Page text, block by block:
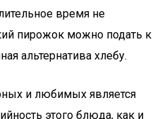
время не
пирожок можно подать к
альтернатива хлебу.
и любимых является
этого блюда, как и